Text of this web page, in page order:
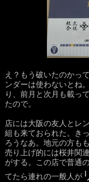
え？もう破いたのかっ
ンダーは使わないとね
り、前月と次月も載っ
たので。
店には大阪の友人とレ
組も来ておられた。き
ろうなあ。地元の方も
売り上げ的には桜井関
がする。この店で普通
てたら連れの一般人が